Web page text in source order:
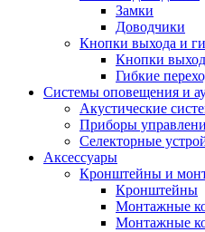
Замки
Доводчики
Кнопки выхода и
Кнопки
Гибкие
Системы оповещения и
Акустические
Приборы
Селекторные
Аксессуары
Кронштейны и
Кронштейны
Монтажные
Монтажные